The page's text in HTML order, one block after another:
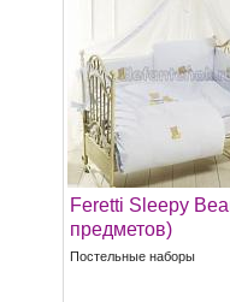
Feretti Sleepy
предметов)
Постельные наборы